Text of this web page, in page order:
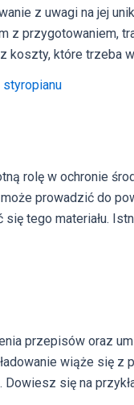
–
błędy
z uwagi na jej
z przygotowaniem,
koszty, które trzeba
rolę w ochronie
prowadzić do
tego materiału.
przepisów oraz
wiąże się z
się na